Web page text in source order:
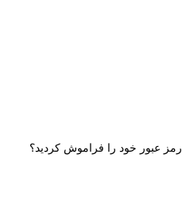
رمز عبور خود را فراموش کردید؟